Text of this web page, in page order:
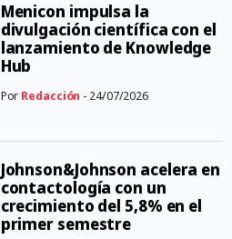
Menicon impulsa la
divulgación científica con el
lanzamiento de Knowledge
Hub
Por Redacción - 24/07/2026
Johnson&Johnson acelera en
contactología con un
crecimiento del 5,8% en el
primer semestre